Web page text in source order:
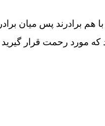
هم برادرند پس ميان
كه مورد رحمت قرار گيريد